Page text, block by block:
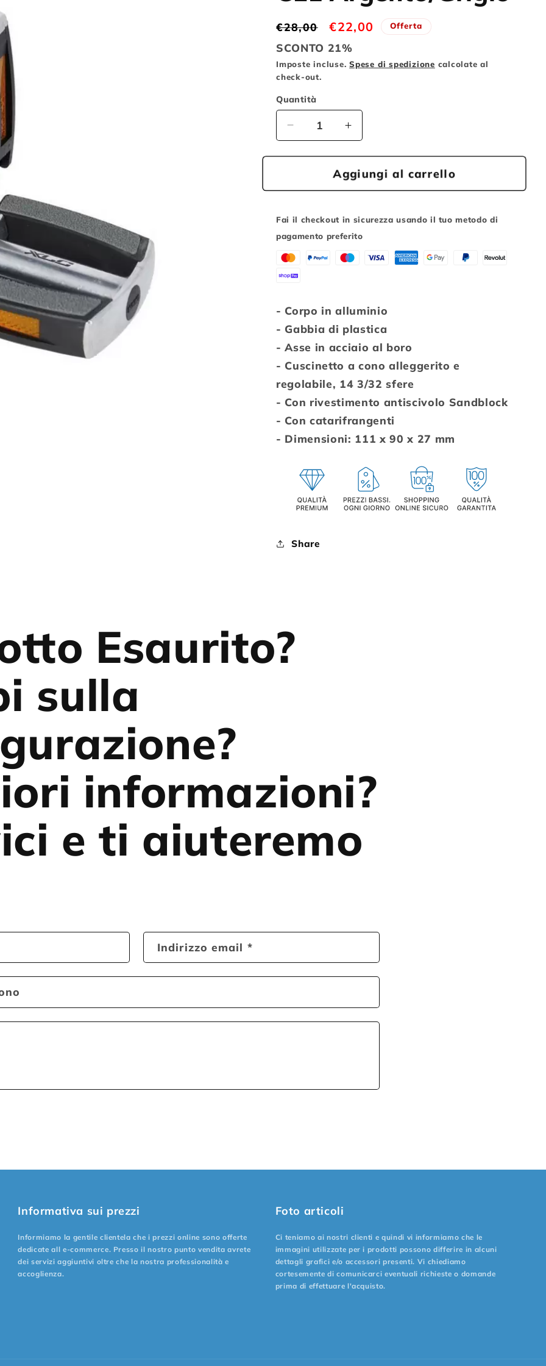
g
r
a
f
i
Prezzo
di
listino
€28,00
Prezzo
scontato
€22,00 Offerta
SCONTO 21%
Imposte incluse.Spese di spedizione calcolate al
check-out.
Quantità
Diminuisci
quantità
per
Coppia
City
PD-
C21
Argento/Grigio
Aumenta
quantità
per
XLC
Coppia
City
PD-
C21
Aggiungi al carrello
Fai il checkout in sicurezza usando il tuo metodo di
pagamento preferito
- Corpo in alluminio
- Gabbia di plastica
- Asse in acciaio al boro
- Cuscinetto a cono alleggerito e
regolabile, 14 3/32 sfere
- Con rivestimento antiscivolo Sandblock
- Con catarifrangenti
- Dimensioni: 111 x 90 x 27 mm
Share
Esaurito?
sulla
informazioni?
e ti aiuteremo
Indirizzo email *
Informativa sui prezzi
Informiamo la gentile clientela che i prezzi online sono offerte
dedicate all e-commerce. Presso il nostro punto vendita avrete
dei servizi aggiuntivi oltre che la nostra professionalità e
accoglienza.
Foto articoli
Ci teniamo ai nostri clienti e quindi vi informiamo che le
immagini utilizzate per i prodotti possono differire in alcuni
dettagli grafici e/o accessori presenti. Vi chiediamo
cortesemente di comunicarci eventuali richieste o domande
prima di effettuare l'acquisto.